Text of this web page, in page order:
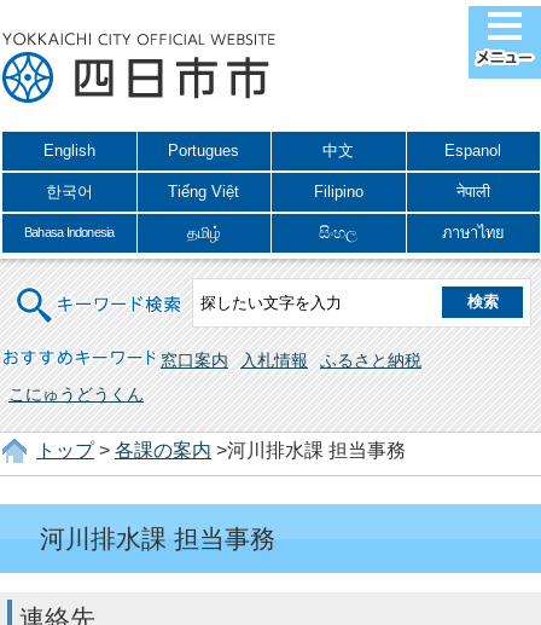
English Portugues 中文 Espanol
한국어 Tiếng Việt Filipino नेपाली
Bahasa Indonesia தமிழ் සිංහල ภาษาไทย
キーワード検索
おすすめキーワード 窓口案内 入札情報
ふるさと納税
こにゅうどうくん
トップ> 各課の案内 >河川排水課 担当事務
河川排水課 担当事務
連絡先